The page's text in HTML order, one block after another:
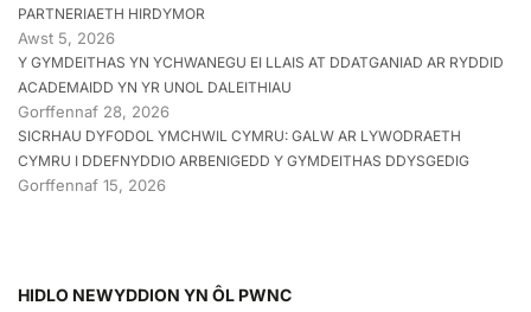
PARTNERIAETH HIRDYMOR
Awst 5, 2026
Y GYMDEITHAS YN YCHWANEGU EI LLAIS AT DDATGANIAD AR RYDDID
ACADEMAIDD YN YR UNOL DALEITHIAU
Gorffennaf 28, 2026
SICRHAU DYFODOL YMCHWIL CYMRU: GALW AR LYWODRAETH
CYMRU I DDEFNYDDIO ARBENIGEDD Y GYMDEITHAS DDYSGEDIG
Gorffennaf 15, 2026
HIDLO NEWYDDION YN ÔL PWNC